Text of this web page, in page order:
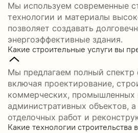
Мы используем современные
технологии и материалы
позволяет создавать
энергоэффективные здания.
Какие строительные услуги вы
Мы предлагаем полный спектр
включая проектирование,
коммерческих, промышленных
административных объектов,
отделочных работ и
Какие технологии строительства